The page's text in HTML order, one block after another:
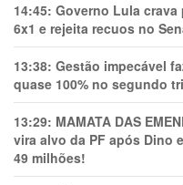
14:45: Governo Lula
6x1 e rejeita recuos no
13:38: Gestão impecável
quase 100% no segundo
13:29: MAMATA DAS
vira alvo da PF após Dino
49 milhões!